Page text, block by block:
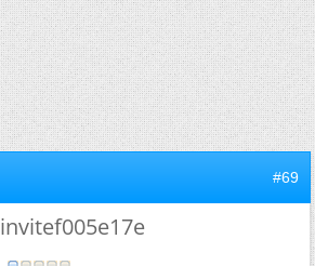
#69
invitef005e17e